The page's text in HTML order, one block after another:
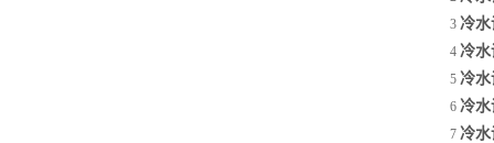
3 冷
4 冷
5 冷
6 冷
7 冷